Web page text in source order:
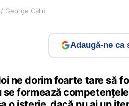
George Călin
Adaugă-ne ca
ne dorim foarte tare să
se formează